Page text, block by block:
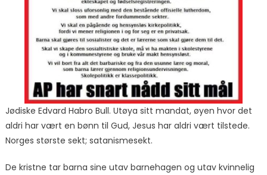
Jødiske Edvard Habro Bull. Utøya sitt mandat, øyen hvor det
aldri har vært en bønn til Gud, Jesus har aldri vært tilstede.
Norges største sekt; satanismesekt.
De kristne tar barna sine utav barnehagen og utav kvinnelig